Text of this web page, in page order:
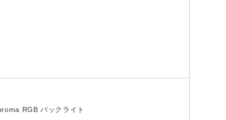
RGB バックライト